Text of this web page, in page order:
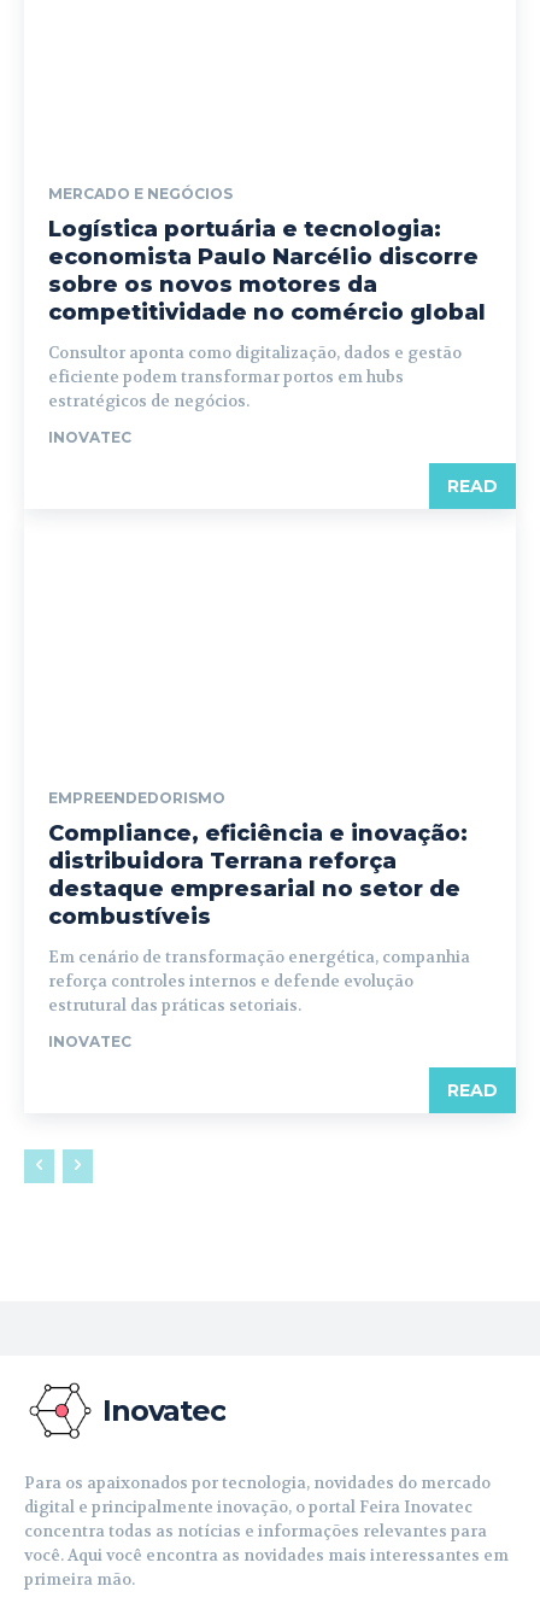
MERCADO E NEGÓCIOS
Logística portuária e tecnologia:
economista Paulo Narcélio discorre
sobre os novos motores da
competitividade no comércio global
Consultor aponta como digitalização, dados e gestão
eficiente podem transformar portos em hubs
estratégicos de negócios.
INOVATEC
READ
EMPREENDEDORISMO
Compliance, eficiência e inovação:
distribuidora Terrana reforça
destaque empresarial no setor de
combustíveis
Em cenário de transformação energética, companhia
reforça controles internos e defende evolução
estrutural das práticas setoriais.
INOVATEC
READ
Inovatec
Para os apaixonados por tecnologia, novidades do mercado
digital e principalmente inovação, o portal Feira Inovatec
concentra todas as notícias e informações relevantes para
você. Aqui você encontra as novidades mais interessantes em
primeira mão.